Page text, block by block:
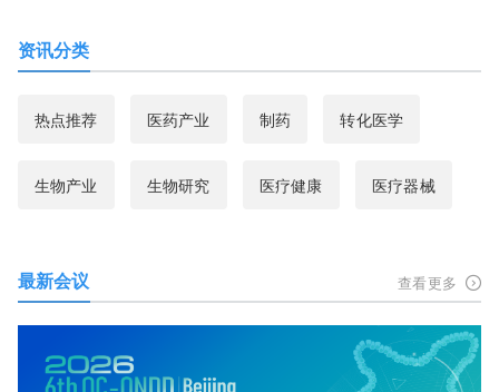
资讯分类
热点推荐 医药产业 制药 转化医学
生物产业 生物研究 医疗健康 医疗器械
最新会议 查看更多